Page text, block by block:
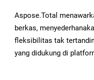
Aspose.Total
berkas,
fleksibilitas tak
yang didukung di